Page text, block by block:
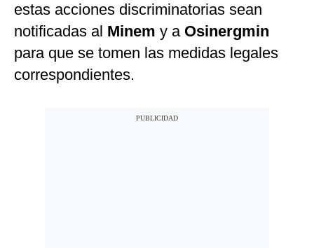
estas acciones discriminatorias sean
notificadas al Minem y a Osinergmin
para que se tomen las medidas legales
correspondientes.